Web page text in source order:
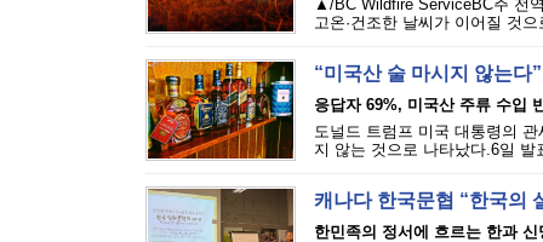
▲/BC Wildfire ServiceBC주 전
고온·건조한 날씨가 이어질 것
“미국산 술 마시지 않는다
응답자 69%, 미국산 주류 수입
도널드 트럼프 미국 대통령의
지 않는 것으로 나타났다.6일
캐나다 한국문협 “한국의
한민족의 정서에 흐르는 한과 신